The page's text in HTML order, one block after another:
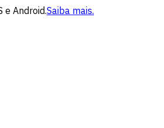
e Android.Saiba mais.